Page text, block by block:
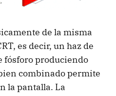
de la misma
es decir, un haz de
fósforo produciendo
combinado permite
la pantalla. La